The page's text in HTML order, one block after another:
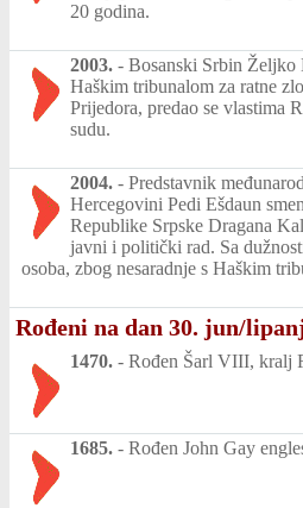
20 godina.
2003. - Bosanski Srbin Željko
Haškim tribunalom za ratne
Prijedora, predao se vlastima
sudu.
2004. - Predstavnik
Hercegovini Pedi Ešdaun
Republike Srpske Dragana
javni i politički rad. Sa
osoba, zbog nesaradnje s Haškim
Rođeni na dan 30. jun/
1470. - Rođen Šarl VIII, kralj
1685. - Rođen John Gay